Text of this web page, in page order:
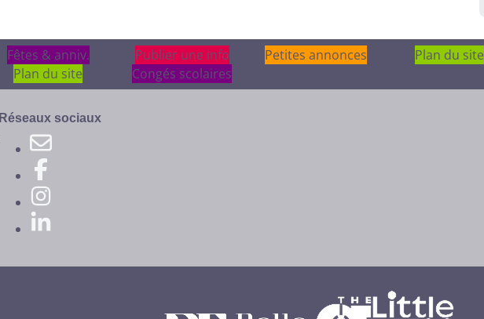
Fêtes & anniv.
Fêtes & anniv. Publier une info
Publier une info
Petites annonces
Plan du site
Plan du site
Congés scolaires
Réseaux sociaux